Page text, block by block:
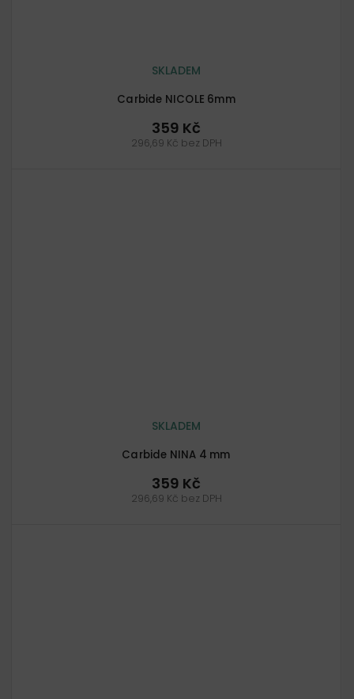
Carbide NICOLE 6mm
SKLADEM
359 Kč
296,69 Kč bez DPH
Carbide NINA 4 mm
SKLADEM
359 Kč
296,69 Kč bez DPH